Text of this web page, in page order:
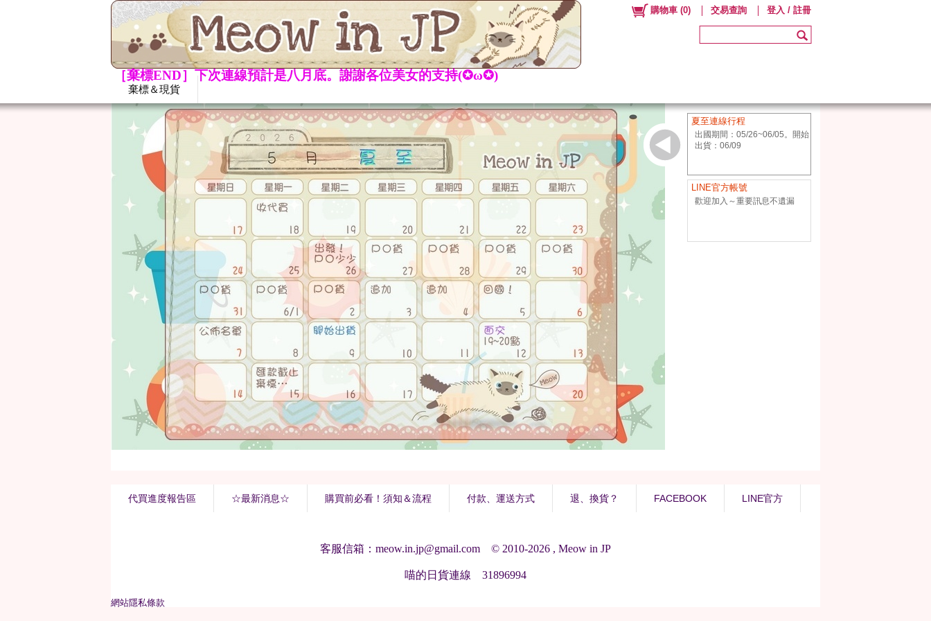
棄標＆現貨
購物車 (0) 交易查詢 登入 / 註冊
夏至連線行程
出國期間：05/26~06/05。開始
出貨：06/09
LINE官方帳號
歡迎加入～重要訊息不遺漏
代買進度報告區 ☆最新消息☆ 購買前必看！須知＆流程 付款、運送方式 退、換貨？ FACEBOOK LINE官方
客服信箱：meow.in.jp@gmail.com © 2010-2026 , Meow in JP
喵的日貨連線 31896994
網站隱私條款
［棄標END］下次連線預計是八月底。謝謝各位美女的支持(✪ω✪)